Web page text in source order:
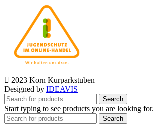
2023 Korn Kurparkstuben
Designed by IDEAVIS
Search
Start typing to see products you are looking for.
Search